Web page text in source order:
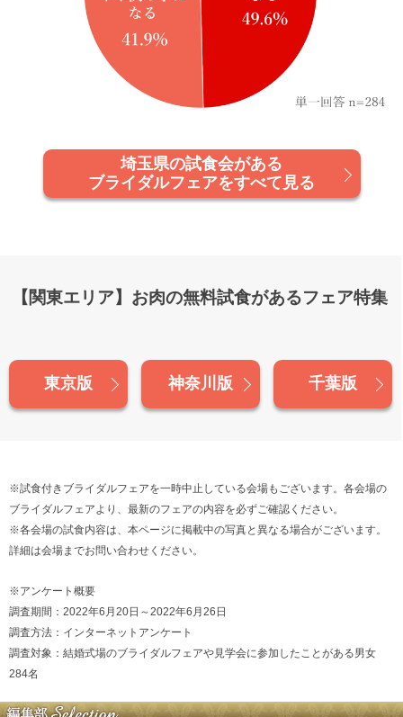
埼玉県の試食会がある
ブライダルフェアをすべて見る
【関東エリア】お肉の無料試食があるフェア特集
東京版 神奈川版 千葉版
※試食付きブライダルフェアを一時中止している会場もございます。各会場の
ブライダルフェアより、最新のフェアの内容を必ずご確認ください。
※各会場の試食内容は、本ページに掲載中の写真と異なる場合がございます。
詳細は会場までお問い合わせください。
※アンケート概要
調査期間：2022年6月20日～2022年6月26日
調査方法：インターネットアンケート
調査対象：結婚式場のブライダルフェアや見学会に参加したことがある男女
284名